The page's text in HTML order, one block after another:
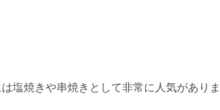
塩焼きや串焼きとして非常に人気がありま